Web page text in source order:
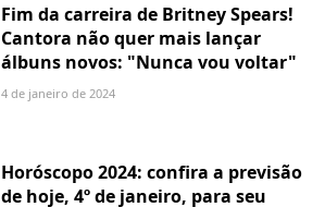
Fim da carreira de Britney Spears!
Cantora não quer mais lançar
álbuns novos: "Nunca vou voltar"
4 de janeiro de 2024
Horóscopo 2024: confira a previsão
de hoje, 4º de janeiro, para seu